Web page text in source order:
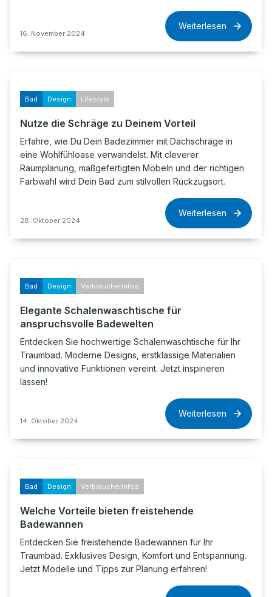
16. November 2024
Weiterlesen
Bad Design Lifestyle
Nutze die Schräge zu Deinem Vorteil
Erfahre, wie Du Dein Badezimmer mit Dachschräge in
eine Wohlfühloase verwandelst. Mit cleverer
Raumplanung, maßgefertigten Möbeln und der richtigen
Farbwahl wird Dein Bad zum stilvollen Rückzugsort.
28. Oktober 2024
Weiterlesen
Bad Design Verbraucherinfos
Elegante Schalenwaschtische für
anspruchsvolle Badewelten
Entdecken Sie hochwertige Schalenwaschtische für Ihr
Traumbad. Moderne Designs, erstklassige Materialien
und innovative Funktionen vereint. Jetzt inspirieren
lassen!
14. Oktober 2024
Weiterlesen
Bad Design Verbraucherinfos
Welche Vorteile bieten freistehende
Badewannen
Entdecken Sie freistehende Badewannen für Ihr
Traumbad. Exklusives Design, Komfort und Entspannung.
Jetzt Modelle und Tipps zur Planung erfahren!